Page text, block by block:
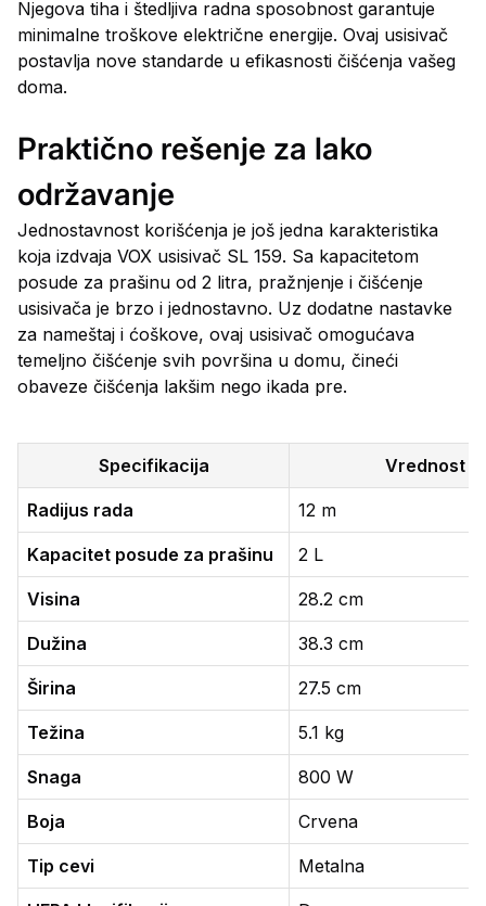
Njegova tiha i štedljiva radna sposobnost garantuje
minimalne troškove električne energije. Ovaj usisivač
postavlja nove standarde u efikasnosti čišćenja vašeg
doma.
Praktično rešenje za lako
održavanje
Jednostavnost korišćenja je još jedna karakteristika
koja izdvaja VOX usisivač SL 159. Sa kapacitetom
posude za prašinu od 2 litra, pražnjenje i čišćenje
usisivača je brzo i jednostavno. Uz dodatne nastavke
za nameštaj i ćoškove, ovaj usisivač omogućava
temeljno čišćenje svih površina u domu, čineći
obaveze čišćenja lakšim nego ikada pre.
Specifikacija Vrednost
Radijus rada 12 m
Kapacitet posude za prašinu 2 L
Visina 28.2 cm
Dužina 38.3 cm
Širina 27.5 cm
Težina 5.1 kg
Snaga 800 W
Boja Crvena
Tip cevi Metalna